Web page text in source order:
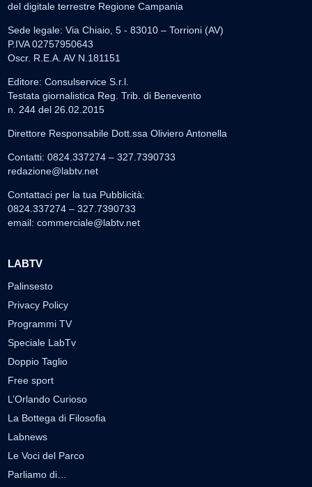
del digitale terrestre Regione Campania
Sede legale: Via Chiaio, 5 - 83010 – Torrioni (AV)
P.IVA 02757950643
Oscr. R.E.A. AV N.181151
Editore: Consulservice S.r.l.
Testata giornalistica Reg. Trib. di Benevento
n. 244 del 26.02.2015
Direttore Responsabile Dott.ssa Oliviero Antonella
Contatti: 0824.337274 – 327.7390733
redazione@labtv.net
Contattaci per la tua Pubblicità:
0824.337274 – 327.7390733
email: commerciale@labtv.net
LABTV
Palinsesto
Privacy Policy
Programmi TV
Speciale LabTv
Doppio Taglio
Free sport
L’Orlando Curioso
La Bottega di Filosofia
Labnews
Le Voci del Parco
Parliamo di…